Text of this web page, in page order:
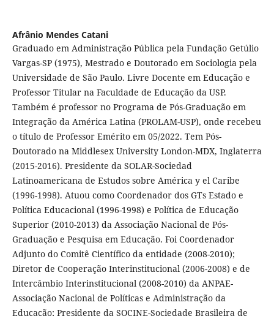
Afrânio Mendes Catani
Graduado em Administração Pública pela Fundação Getúlio
Vargas-SP (1975), Mestrado e Doutorado em Sociologia pela
Universidade de São Paulo. Livre Docente em Educação e
Professor Titular na Faculdade de Educação da USP.
Também é professor no Programa de Pós-Graduação em
Integração da América Latina (PROLAM-USP), onde recebeu
o título de Professor Emérito em 05/2022. Tem Pós-
Doutorado na Middlesex University London-MDX, Inglaterra
(2015-2016). Presidente da SOLAR-Sociedad
Latinoamericana de Estudos sobre América y el Caribe
(1996-1998). Atuou como Coordenador dos GTs Estado e
Política Educacional (1996-1998) e Política de Educação
Superior (2010-2013) da Associação Nacional de Pós-
Graduação e Pesquisa em Educação. Foi Coordenador
Adjunto do Comitê Científico da entidade (2008-2010);
Diretor de Cooperação Interinstitucional (2006-2008) e de
Intercâmbio Interinstitucional (2008-2010) da ANPAE-
Associação Nacional de Políticas e Administração da
Educação; Presidente da SOCINE-Sociedade Brasileira de